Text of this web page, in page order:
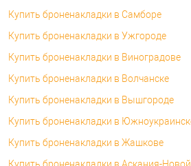
Купить броненакладки в Самборе
Купить броненакладки в Ужгороде
Купить броненакладки в Виноградове
Купить броненакладки в Волчанске
Купить броненакладки в Вышгороде
Купить броненакладки в
Купить броненакладки в Жашкове